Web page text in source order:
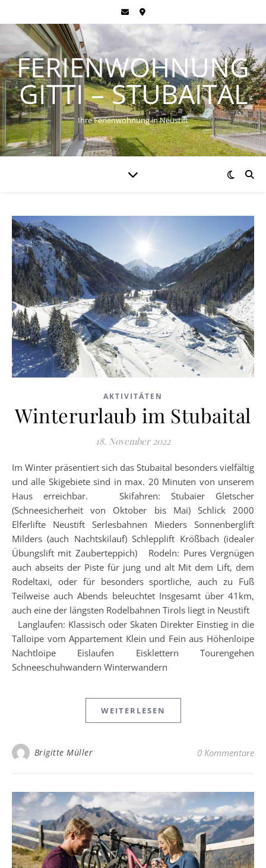
FERIENWOHNUNG
GITTI – STUBAITAL
Ihre Ferienwohnung in Neustift
AKTIVITÄTEN
Winterurlaub im Stubaital
18. November 2022
Im Winter präsentiert sich das Stubaital besonders vielfältig
und alle Skigebiete sind in max. 20 Minuten von unserem
Haus erreichbar. Skifahren: Stubaier Gletscher
(Schneesicherheit von Oktober bis Mai) Schlick 2000
Elferlifte Neustift Serlesbahnen Mieders Sonnenberglift
Milders (auch Nachtskilauf) Schlepplift Krößbach (idealer
Übungslift mit Zauberteppich) Rodeln: Pures Vergnügen
auch abseits der Piste für jung und alt Mit dem Lift, dem
Rodeltaxi, oder für besonders sportliche, auch zu Fuß
Teilweise auch Abends beleuchtet Insgesamt über 41km,
auch eine der längsten Rodelbahnen Tirols liegt in Neustift
Langlaufen: Klassisch oder Skaten Direkter Einstieg in die
Talloipe vom Appartement Klein und Fein aus Höhenloipe
Nachtloipe Eislaufen Eisklettern Tourengehen
Schneeschuhwandern Winterwandern
WEITERLESEN
Brigitte Müller 0 Kommentare